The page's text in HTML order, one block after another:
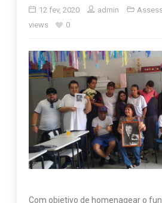
12 fev, 2020 admin
views
0
Com objetivo de homenagear o